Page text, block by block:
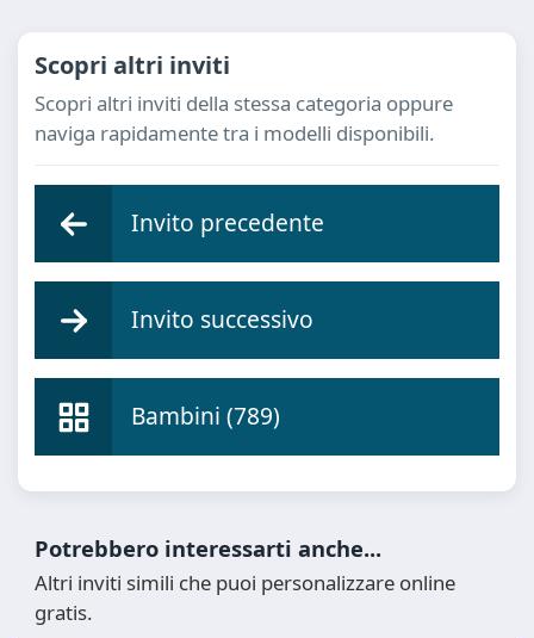
Scopri altri inviti
Scopri altri inviti della stessa categoria oppure
naviga rapidamente tra i modelli disponibili.
Invito precedente
Invito successivo
Bambini (789)
Potrebbero interessarti anche...
Altri inviti simili che puoi personalizzare online
gratis.